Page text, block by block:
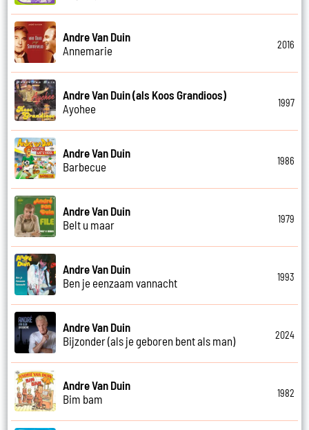
Andre Van Duin
Annemarie
2016
Andre Van Duin (als Koos Grandioos)
Ayohee
1997
Andre Van Duin
Barbecue
1986
Andre Van Duin
Belt u maar
1979
Andre Van Duin
Ben je eenzaam vannacht
1993
Andre Van Duin
Bijzonder (als je geboren bent als man)
2024
Andre Van Duin
Bim bam
1982